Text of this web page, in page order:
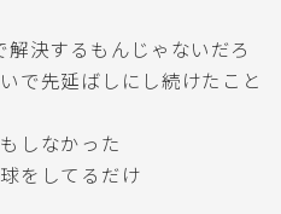
決するもんじゃないだろ
で先延ばしにし続けたこと
しなかった
をしてるだけ